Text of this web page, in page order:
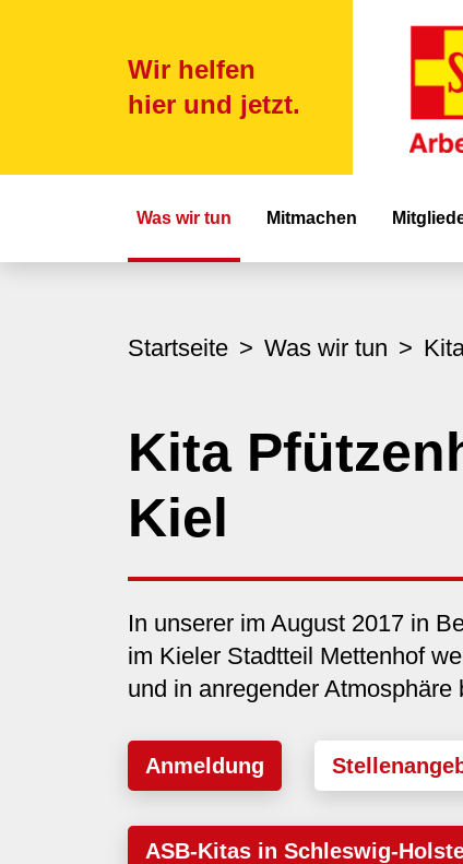
Wir helfen
hier und jetzt.
Was wir tun Mitmachen
Startseite Was wir tun
Kita
Kiel
In unserer im August 2017 in
im Kieler Stadtteil Mettenhof
und in anregender Atmosphäre
Anmeldung
ASB-Kitas in Schleswig-